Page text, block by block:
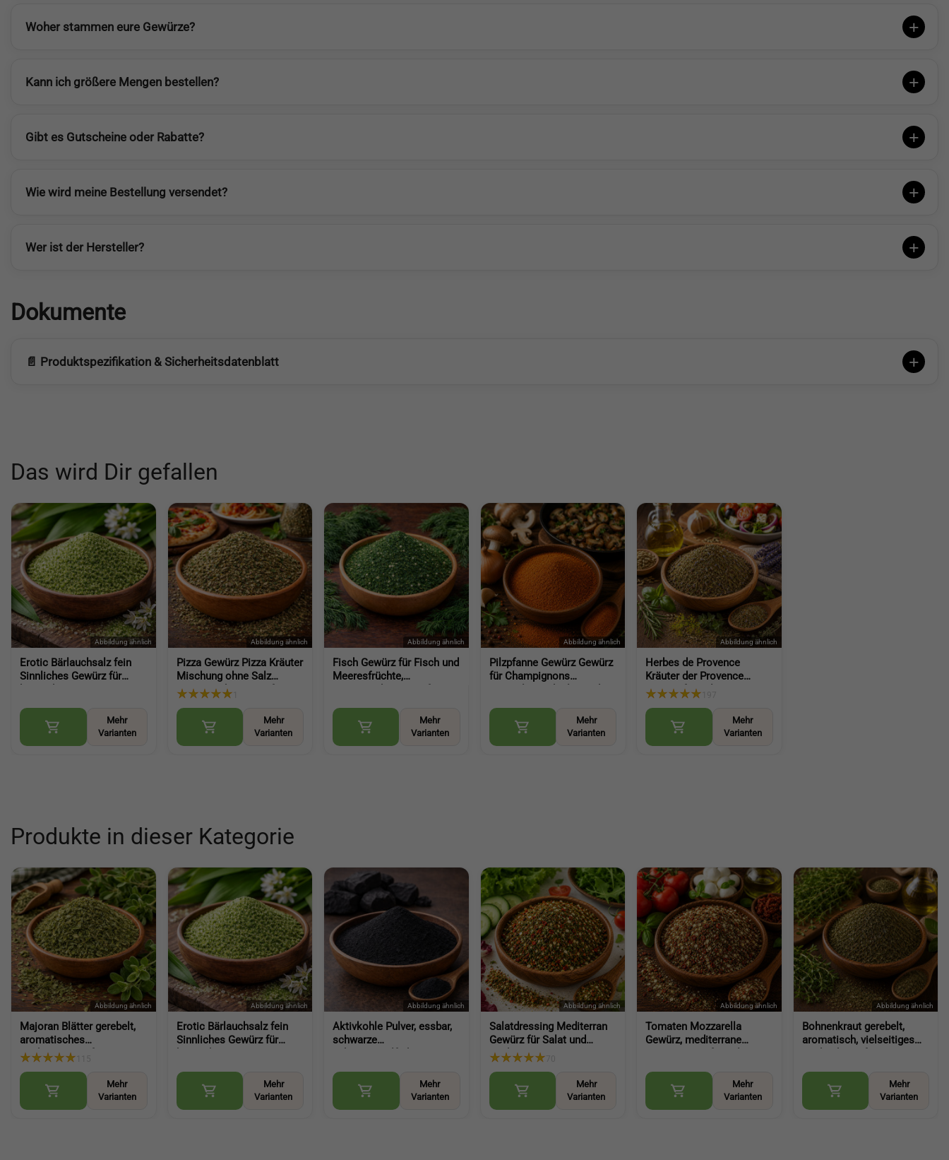
Woher stammen eure Gewürze?
Kann ich größere Mengen bestellen?
Gibt es Gutscheine oder Rabatte?
Wie wird meine Bestellung versendet?
Wer ist der Hersteller?
Dokumente
📄 Produktspezifikation & Sicherheitsdatenblatt
Das wird Dir gefallen
Erotic Bärlauchsalz fein
Sinnliches Gewürz für
aromatische Würze mit
Bärlauch (Wild Garlic Salt)
Mehr
Varianten
Pizza Gewürz Pizza Kräuter
Mischung ohne Salz
aromatische Würze für
(Pizza Spice Blend)Mehr
Varianten
Fisch Gewürz für Fisch und
Meeresfrüchte,
Seasoning)
Mehr
Varianten
Pilzpfanne Gewürz Gewürz
für Champignons
(Mushroom Seasoning)
Mehr
Varianten
Herbes de Provence
Kräuter der Provence
Gewürz für Salat
Küche und Gerichte (Herbs
of Provence)
Mehr
Varianten
Produkte in dieser Kategorie
Majoran Blätter gerebelt,
aromatisches
Küchengewürz für
(Marjoram leaves rubbed)
Mehr
Varianten
Erotic Bärlauchsalz fein
Sinnliches Gewürz für
aromatische Würze mit
Bärlauch (Wild Garlic Salt)
Mehr
Varianten
Aktivkohle Pulver, essbar,
schwarze
Verkohlungsverfahren für
Küche und Backen
(Activated Charcoa
Mehr
Varianten
Salatdressing Mediterran
Gewürz für Salat und
Joghurt Dressing,
(Mediterranean Salad
Dressing Spice)
Mehr
Varianten
Tomaten Mozzarella
Gewürz, mediterrane
Mozzarella Seasoning)
Mehr
Varianten
Bohnenkraut gerebelt,
aromatisch, vielseitiges
herzhafte Gerichte (Savory
Leaves)
Mehr
Varianten